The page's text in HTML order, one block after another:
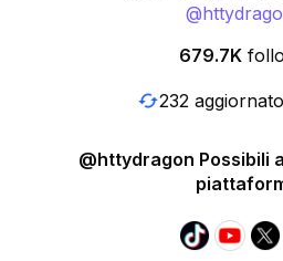
@
679.7K
232
@httydragon Possibili